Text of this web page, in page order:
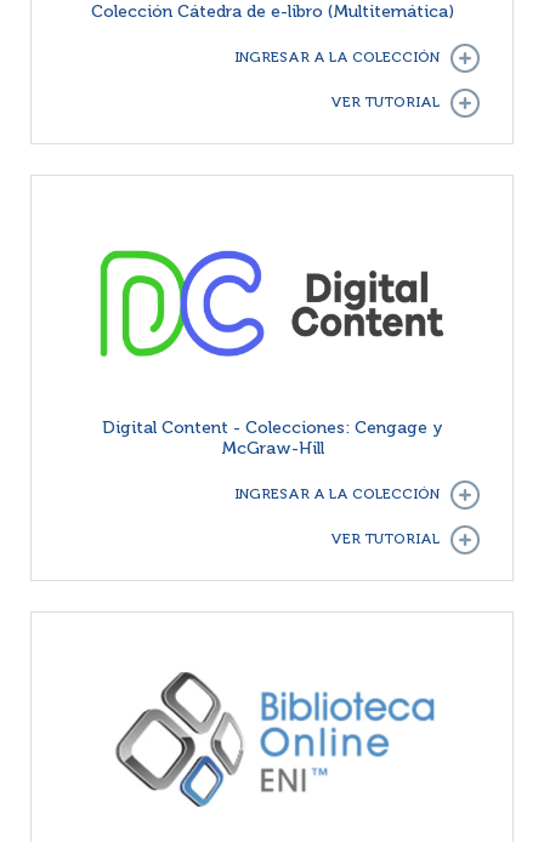
Colección Cátedra de e-libro (Multitemática)
INGRESAR A LA COLECCIÓN
VER TUTORIAL
Digital Content - Colecciones: Cengage y
McGraw-Hill
INGRESAR A LA COLECCIÓN
VER TUTORIAL